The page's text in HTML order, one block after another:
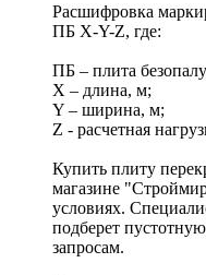
Расшифровка
ПБ X-Y-Z, где:
ПБ – плита
X – длина, м;
Y – ширина, м;
Z - расчетная
Купить плиту
магазине
условиях.
подберет
запросам.